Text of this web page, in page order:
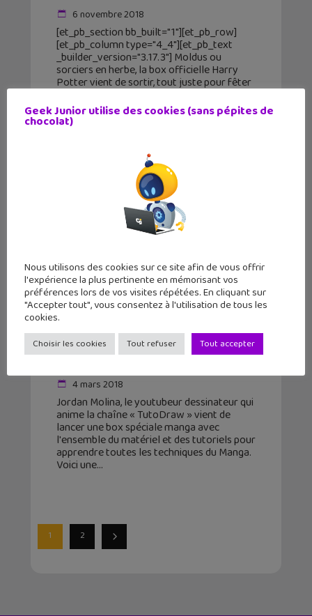
6 novembre 2018
[et_pb_section bb_built="1"][et_pb_row]
[et_pb_column type="4_4"][et_pb_text
_builder_version="3.17.3"] Moldus ou
sorciers en herbe, la box officielle Harry
Potter vient de sortir, tout juste pour fêter
volet des Animaux Fantastiques «
« TutoDraw », le youtubeur
4 mars 2018
Jordan Molina, le youtubeur dessinateur qui
anime la chaîne « TutoDraw » vient de
lancer une box spéciale manga avec
l'ensemble du matériel et des tutoriels pour
apprendre toutes les techniques du Manga.
Voici une
1 2
Geek Junior utilise des cookies (sans pépites de
chocolat)
Nous utilisons des cookies sur ce site afin de vous offrir
l'expérience la plus pertinente en mémorisant vos
préférences lors de vos visites répétées. En cliquant sur
"Accepter tout", vous consentez à l'utilisation de tous les
cookies.
Choisir les cookies Tout refuser Tout accepter